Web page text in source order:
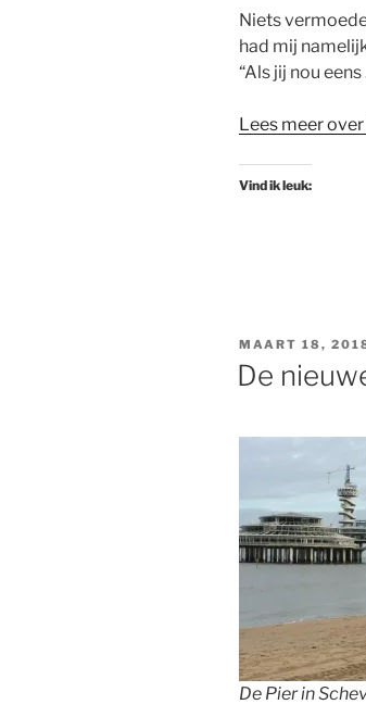
Niets
had mij
“Als jij nou
Lees meer
Vind ik leuk:
GEPLAATST
MAART 18,
De
De Pier in